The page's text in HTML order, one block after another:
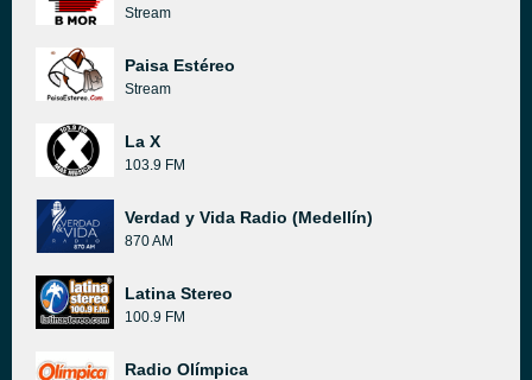
Stream
Paisa Estéreo
Stream
La X
103.9 FM
Verdad y Vida Radio (Medellín)
870 AM
Latina Stereo
100.9 FM
Radio Olímpica